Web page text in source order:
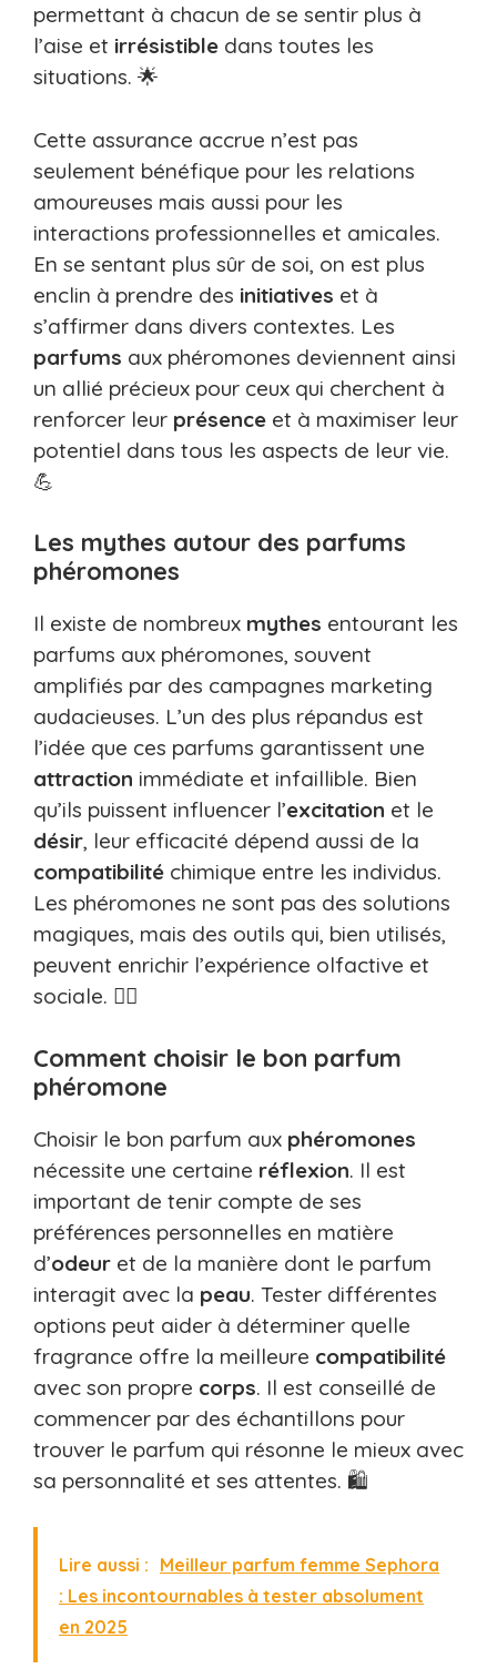
permettant à chacun de se sentir plus à
l’aise et irrésistible dans toutes les
situations. 🌟
Cette assurance accrue n’est pas
seulement bénéfique pour les relations
amoureuses mais aussi pour les
interactions professionnelles et amicales.
En se sentant plus sûr de soi, on est plus
enclin à prendre des initiatives et à
s’affirmer dans divers contextes. Les
parfums aux phéromones deviennent ainsi
un allié précieux pour ceux qui cherchent à
renforcer leur présence et à maximiser leur
potentiel dans tous les aspects de leur vie.
💪
Les mythes autour des parfums
phéromones
Il existe de nombreux mythes entourant les
parfums aux phéromones, souvent
amplifiés par des campagnes marketing
audacieuses. L’un des plus répandus est
l’idée que ces parfums garantissent une
attraction immédiate et infaillible. Bien
qu’ils puissent influencer l’excitation et le
désir, leur efficacité dépend aussi de la
compatibilité chimique entre les individus.
Les phéromones ne sont pas des solutions
magiques, mais des outils qui, bien utilisés,
peuvent enrichir l’expérience olfactive et
sociale. 🧚‍♀️
Comment choisir le bon parfum
phéromone
Choisir le bon parfum aux phéromones
nécessite une certaine réflexion. Il est
important de tenir compte de ses
préférences personnelles en matière
d’odeur et de la manière dont le parfum
interagit avec la peau. Tester différentes
options peut aider à déterminer quelle
fragrance offre la meilleure compatibilité
avec son propre corps. Il est conseillé de
commencer par des échantillons pour
trouver le parfum qui résonne le mieux avec
sa personnalité et ses attentes. 🛍️
Lire aussi : Meilleur parfum femme Sephora
: Les incontournables à tester absolument
en 2025​